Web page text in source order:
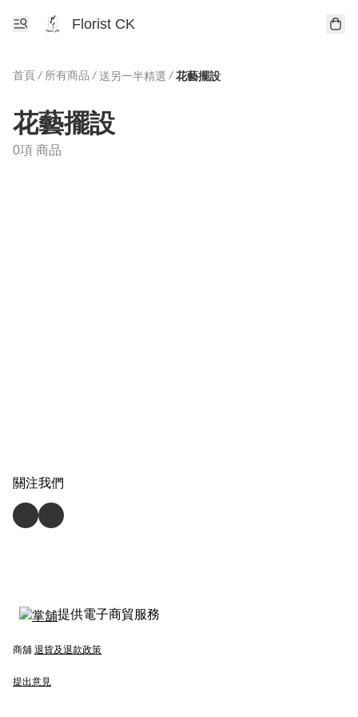
Florist CK
首頁 / 所有商品 / 送另一半精選 / 花藝擺設
花藝擺設
0項 商品
關注我們
提供電子商貿服務
商舖 退貨及退款政策
提出意見